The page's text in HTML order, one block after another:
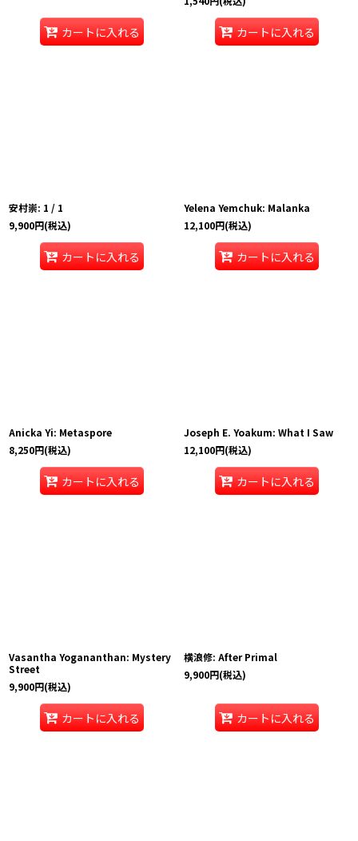
カートに入れる カートに入れる
安村崇: 1 / 1
9,900円(税込)
カートに入れる
Yelena Yemchuk: Malanka
12,100円(税込)
カートに入れる
Anicka Yi: Metaspore
8,250円(税込)
カートに入れる
Joseph E. Yoakum: What I Saw
12,100円(税込)
カートに入れる
Vasantha Yogananthan: Mystery
Street
9,900円(税込)
カートに入れる
横浪修: After Primal
9,900円(税込)
カートに入れる